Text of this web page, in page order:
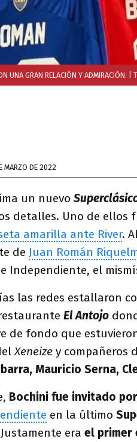
UNA GRAN RELACIÓN Y ADMIRACIÓN. |
MARZO DE 2022
un nuevo
detalles. Uno de ellos
amarilla ante River.
de Juan Román
Independiente, el
las redes estallaron
El Antojo
de fondo que
Xeneize y compañeros
Mauricio Serna,
Bochini fue invitado
en la último
era el primer